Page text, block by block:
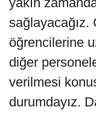
sağlayacağız.
öğrencilerine
diğer
verilmesi
durumdayız.